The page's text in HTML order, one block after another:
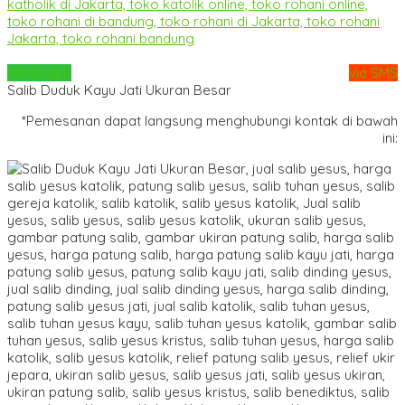
Whatsapp
via SMS
Salib Duduk Kayu Jati Ukuran Besar
*Pemesanan dapat langsung menghubungi kontak di bawah
ini: